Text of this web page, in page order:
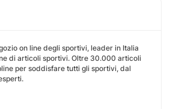
on line degli sportivi, leader in Italia
di articoli sportivi. Oltre 30.000 articoli
per soddisfare tutti gli sportivi, dal